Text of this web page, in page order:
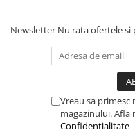
Newsletter Nu rata ofertele
Vreau sa
magazinului. Afla
Confidentialitate